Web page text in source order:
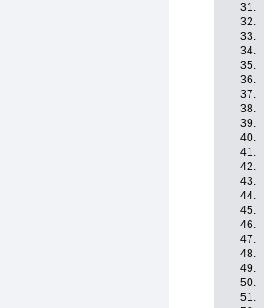
31.
32.
33.
34.
35.
36.
37.
38.
39.
40.
41.
42.
43.
44.
45.
46.
47.
48.
49.
50.
51.